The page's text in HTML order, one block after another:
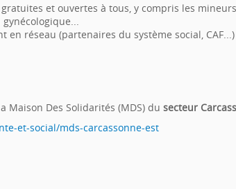
et ouvertes à tous, y compris les
en réseau (partenaires du système social,
Maison Des Solidarités (MDS) du secteur
et-social/mds-carcassonne-est